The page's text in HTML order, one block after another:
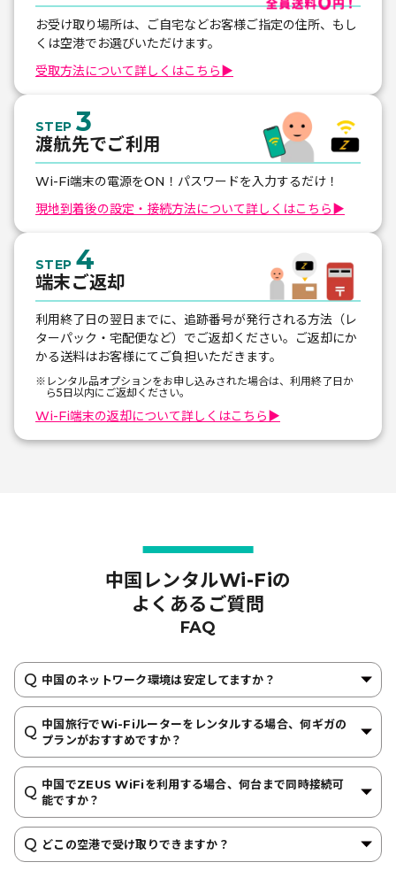
お受け取り場所は、ご自宅などお客様ご指定の住所、もし
くは空港でお選びいただけます。
受取方法について詳しくはこちら ▶
STEP 3
渡航先でご利用
Wi-Fi端末の電源をON！パスワードを入力するだけ！
現地到着後の設定・接続方法について詳しくはこちら ▶
STEP 4
端末ご返却
利用終了日の翌日までに、追跡番号が発行される方法（レ
ターパック・宅配便など）でご返却ください。ご返却にか
かる送料はお客様にてご負担いただきます。
※レンタル品オプションをお申し込みされた場合は、利用終了日か
ら5日以内にご返却ください。
Wi-Fi端末の返却について詳しくはこちら ▶
中国レンタルWi-Fiの
よくあるご質問
FAQ
中国のネットワーク環境は安定してますか？
中国旅行でWi-Fiルーターをレンタルする場合、何ギガの
プランがおすすめですか？
中国でZEUS WiFiを利用する場合、何台まで同時接続可
能ですか？
どこの空港で受け取りできますか？